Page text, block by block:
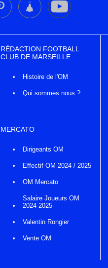
RÉDACTION FOOTBALL
CLUB DE MARSEILLE
Histoire de l'OM
Qui sommes nous ?
MERCATO
Dirigeants OM
Effectif OM 2024 / 2025
OM Mercato
Salaire Joueurs OM
2024 2025
Valentin Rongier
Vente OM